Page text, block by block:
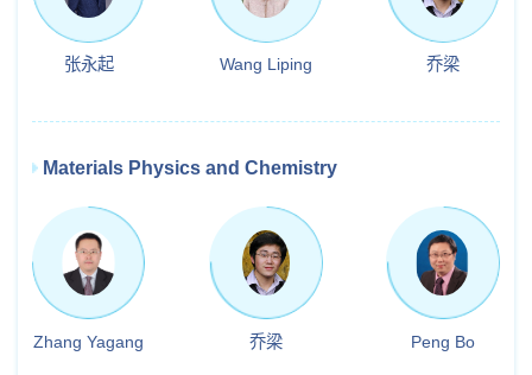
张永起 Wang Liping 乔梁
Materials Physics and Chemistry
Zhang Yagang 乔梁 Peng Bo